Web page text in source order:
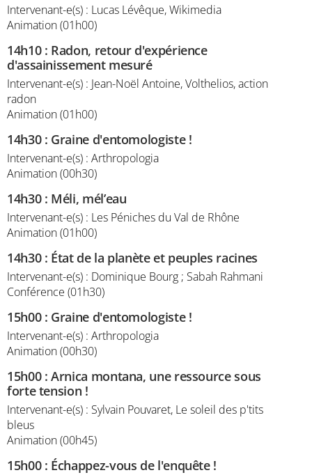
Intervenant-e(s) : Lucas Lévêque, Wikimedia
Animation (01h00)
14h10: Radon, retour d'expérience
d'assainissement mesuré
Intervenant-e(s) : Jean-Noël Antoine, Volthelios, action
radon
Animation (01h00)
14h30: Graine d'entomologiste !
Intervenant-e(s) : Arthropologia
Animation (00h30)
14h30: Méli, mél’eau
Intervenant-e(s) : Les Péniches du Val de Rhône
Animation (01h00)
14h30: État de la planète et peuples racines
Intervenant-e(s) : Dominique Bourg ; Sabah Rahmani
Conférence (01h30)
15h00: Graine d'entomologiste !
Intervenant-e(s) : Arthropologia
Animation (00h30)
15h00:Arnica montana, une ressource sous
forte tension !
Intervenant-e(s) : Sylvain Pouvaret, Le soleil des p'tits
bleus
Animation (00h45)
15h00: Échappez-vous de l'enquête !